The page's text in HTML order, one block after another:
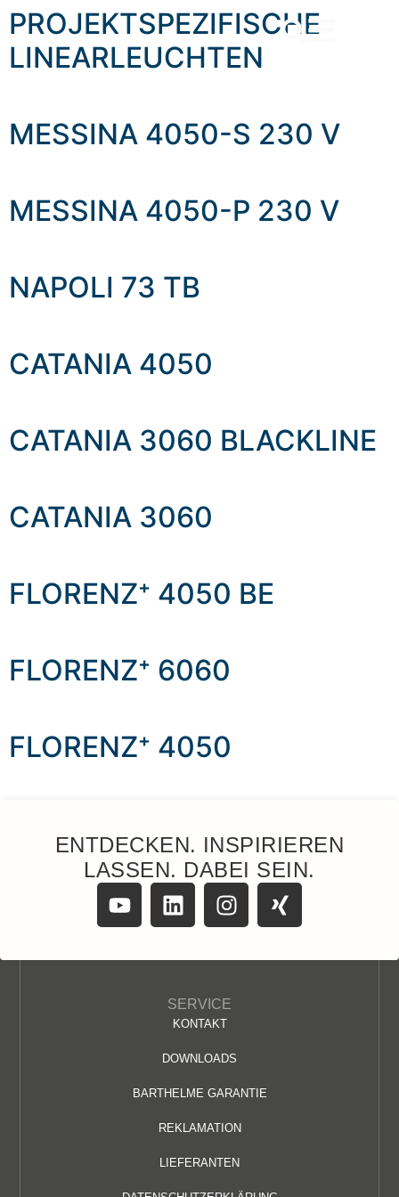
content
PROJEKTSPEZIFISCHE
LINEARLEUCHTEN
MESSINA 4050-S 230 V
MESSINA 4050-P 230 V
NAPOLI 73 TB
CATANIA 4050
CATANIA 3060 BLACKLINE
CATANIA 3060
FLORENZ⁺ 4050 BE
FLORENZ⁺ 6060
FLORENZ⁺ 4050
ENTDECKEN. INSPIRIEREN
LASSEN. DABEI SEIN.
SERVICE
KONTAKT
DOWNLOADS
BARTHELME GARANTIE
REKLAMATION
LIEFERANTEN